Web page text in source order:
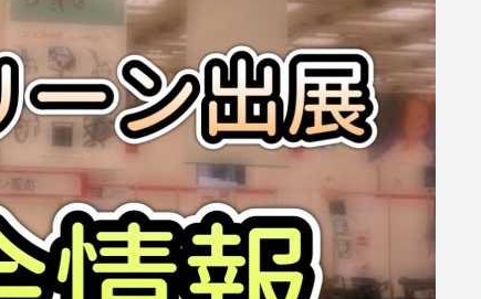
用し
難車。
街中でも自然の中でも、快適で安定した乗り
心地を